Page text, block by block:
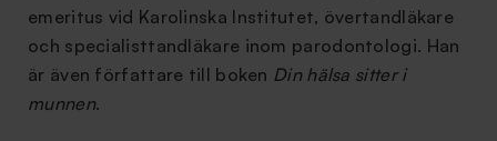
emeritus vid Karolinska Institutet, övertandläkare
och specialisttandläkare inom parodontologi. Han
är även författare till boken Din hälsa sitter i
munnen.